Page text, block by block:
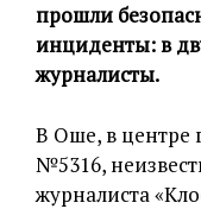
прошли
инциденты: в
журналисты.
В Оше, в центре
№5316,
журналиста